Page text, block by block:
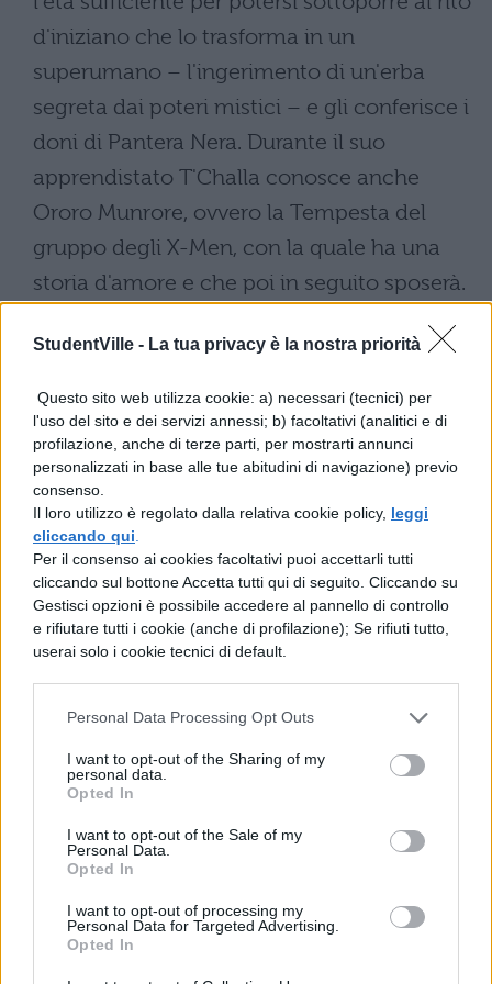
StudentVille - La tua privacy è la nostra priorità
Questo sito web utilizza cookie: a) necessari (tecnici) per
l'uso del sito e dei servizi annessi; b) facoltativi (analitici e di
profilazione, anche di terze parti, per mostrarti annunci
personalizzati in base alle tue abitudini di navigazione) previo
consenso.
Il loro utilizzo è regolato dalla relativa cookie policy, leggi
cliccando qui
Per il consenso ai cookies facoltativi puoi accettarli tutti
cliccando sul bottone Accetta tutti qui di seguito. Cliccando su
Gestisci opzioni è possibile accedere al pannello di controllo
e rifiutare tutti i cookie (anche di profilazione); Se rifiuti tutto,
userai solo i cookie tecnici di default.
Personal Data Processing Opt Outs
I want to opt-out of the Sharing of my
personal data.
Opted In
I want to opt-out of the Sale of my
Personal Data.
Opted In
I want to opt-out of processing my
Personal Data for Targeted Advertising.
Opted In
d'iniziano che lo trasforma in un
superumano – l'ingerimento di un'erba
segreta dai poteri mistici – e gli conferisce i
doni di Pantera Nera. Durante il suo
apprendistato T'Challa conosce anche
Ororo Munrore, ovvero la Tempesta del
gruppo degli X-Men, con la quale ha una
storia d'amore e che poi in seguito sposerà.
Fantastici Quattro, che ha sfidato e battuto
per saggiare le proprie capacità, ma con i
quali ha stretto amicizia, tanto da essere
poi entrato a far parte degli Avengers,
diventano uno dei membri più fedeli e
importanti. T'Challa infatti oltre a essere
potente e agile è anche una delle persone
più intelligenti sulla faccia della Terra,
specializzato nel campo scientifico ma
prima dell'avvento di un personaggio come
Luke Cage (e persino del reale gruppo
rivoluzionario delle Pantere Nere), grazie a
lui sono state affrontate alcune questioni
importanti come il razzismo e l'ingerenza
degli Stati Uniti nella politica dei Paesi